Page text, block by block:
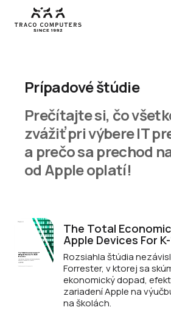
Prípadové štúdie
Prečítajte si, čo
zvážiť pri výbere IT
a prečo sa prechod
od Apple oplatí!
The Total
Apple Devices For
Rozsiahla štúdia
Forrester, v ktorej sa
ekonomický dopad,
zariadení Apple na
na školách.